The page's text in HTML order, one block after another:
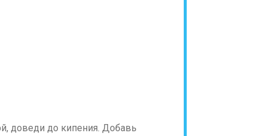
доведи до кипения. Добавь